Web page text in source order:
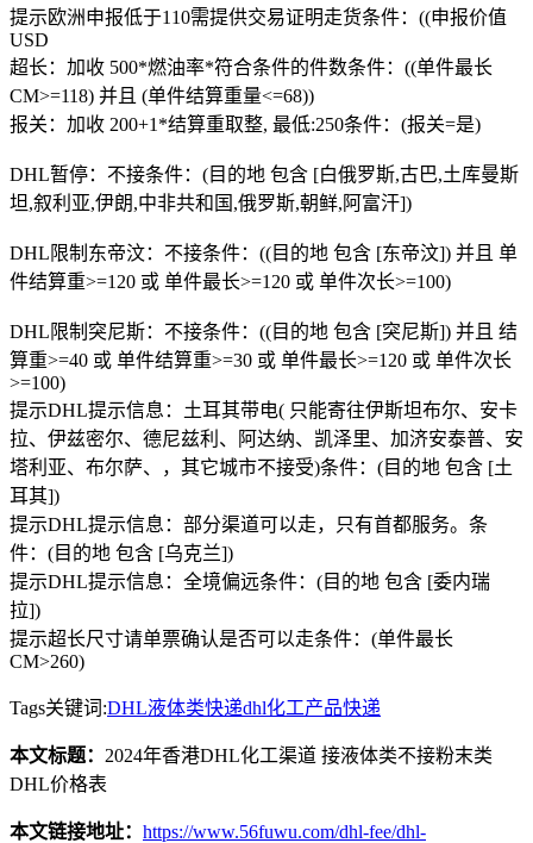
提示欧洲申报低于110需提供交易证明走货条件：((申报价值
USD
超长：加收 500*燃油率*符合条件的件数条件：((单件最长
CM>=118) 并且 (单件结算重量<=68))
报关：加收 200+1*结算重取整, 最低:250条件：(报关=是)
DHL暂停：不接条件：(目的地 包含 [白俄罗斯,古巴,土库曼斯
坦,叙利亚,伊朗,中非共和国,俄罗斯,朝鲜,阿富汗])
DHL限制东帝汶：不接条件：((目的地 包含 [东帝汶]) 并且 单
件结算重>=120 或 单件最长>=120 或 单件次长>=100)
DHL限制突尼斯：不接条件：((目的地 包含 [突尼斯]) 并且 结
算重>=40 或 单件结算重>=30 或 单件最长>=120 或 单件次长
>=100)
提示DHL提示信息：土耳其带电( 只能寄往伊斯坦布尔、安卡
拉、伊兹密尔、德尼兹利、阿达纳、凯泽里、加济安泰普、安
塔利亚、布尔萨、，其它城市不接受)条件：(目的地 包含 [土
耳其])
提示DHL提示信息：部分渠道可以走，只有首都服务。条
件：(目的地 包含 [乌克兰])
提示DHL提示信息：全境偏远条件：(目的地 包含 [委内瑞
拉])
提示超长尺寸请单票确认是否可以走条件：(单件最长
CM>260)
Tags关键词:DHL液体类快递dhl化工产品快递
本文标题： 2024年香港DHL化工渠道 接液体类不接粉末类
DHL价格表
本文链接地址： https://www.56fuwu.com/dhl-fee/dhl-